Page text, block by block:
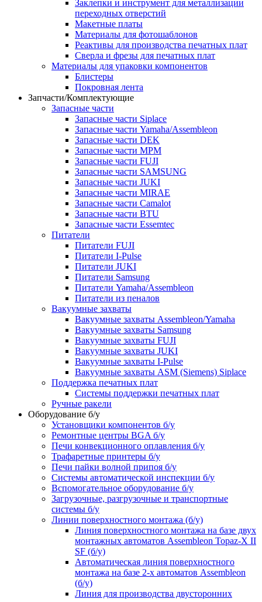
Заклепки и инструмент для металлизации
переходных отверстий
Макетные платы
Материалы для фотошаблонов
Реактивы для производства печатных плат
Сверла и фрезы для печатных плат
Материалы для упаковки компонентов
Блистеры
Покровная лента
Запчасти/Комплектующие
Запасные части
Запасные части Siplace
Запасные части Yamaha/Assembleon
Запасные части DEK
Запасные части MPM
Запасные части FUJI
Запасные части SAMSUNG
Запасные части JUKI
Запасные части MIRAE
Запасные части Camalot
Запасные части BTU
Запасные части Essemtec
Питатели
Питатели FUJI
Питатели I-Pulse
Питатели JUKI
Питатели Samsung
Питатели Yamaha/Assembleon
Питатели из пеналов
Вакуумные захваты
Вакуумные захваты Assembleon/Yamaha
Вакуумные захваты Samsung
Вакуумные захваты FUJI
Вакуумные захваты JUKI
Вакуумные захваты I-Pulse
Вакуумные захваты ASM (Siemens) Siplace
Поддержка печатных плат
Системы поддержки печатных плат
Ручные ракели
Оборудование б/у
Установщики компонентов б/у
Ремонтные центры BGA б/у
Печи конвекционного оплавления б/у
Трафаретные принтеры б/у
Печи пайки волной припоя б/у
Системы автоматической инспекции б/у
Вспомогательное оборудование б/у
Загрузочные, разгрузочные и транспортные
системы б/у
Линии поверхностного монтажа (б/у)
Линия поверхностного монтажа на базе двух
монтажных автоматов Assembleon Topaz-X II
SF (б/у)
Автоматическая линия поверхностного
монтажа на базе 2-х автоматов Assembleon
(б/у)
Линия для производства двусторонних